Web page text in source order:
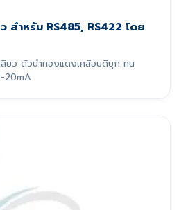
สำหรับ RS485, RS422 โดย
ยว ตัวนำทองแดงเคลือบดีบุก ทน